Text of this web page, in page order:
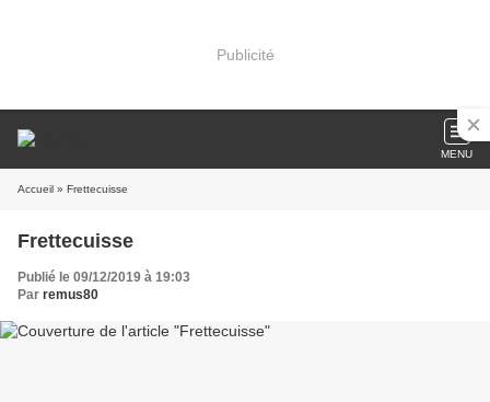
Publicité
MENU
Accueil » Frettecuisse
Frettecuisse
Publié le 09/12/2019 à 19:03
Par remus80